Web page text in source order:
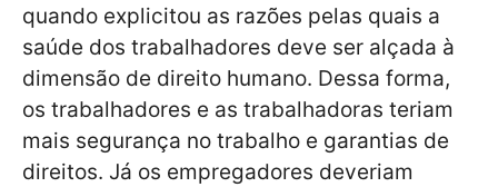
quando explicitou as razões pelas quais a
saúde dos trabalhadores deve ser alçada à
dimensão de direito humano. Dessa forma,
os trabalhadores e as trabalhadoras teriam
mais segurança no trabalho e garantias de
direitos. Já os empregadores deveriam